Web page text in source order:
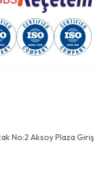
No:2 Aksoy Plaza Giriş